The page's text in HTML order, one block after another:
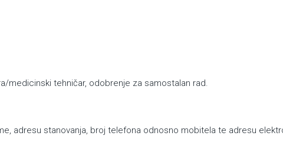
medicinski tehničar, odobrenje za samostalan rad.
adresu stanovanja, broj telefona odnosno mobitela te adresu